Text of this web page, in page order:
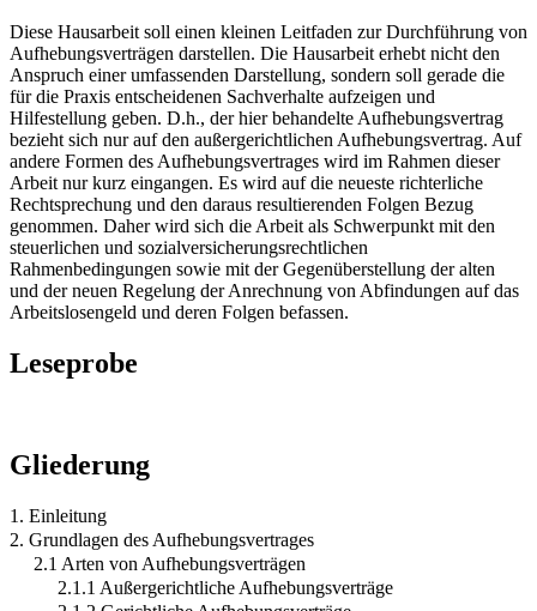
Diese Hausarbeit soll einen kleinen Leitfaden zur Durchführung von
Aufhebungsverträgen darstellen. Die Hausarbeit erhebt nicht den
Anspruch einer umfassenden Darstellung, sondern soll gerade die
für die Praxis entscheidenen Sachverhalte aufzeigen und
Hilfestellung geben. D.h., der hier behandelte Aufhebungsvertrag
bezieht sich nur auf den außergerichtlichen Aufhebungsvertrag. Auf
andere Formen des Aufhebungsvertrages wird im Rahmen dieser
Arbeit nur kurz eingangen. Es wird auf die neueste richterliche
Rechtsprechung und den daraus resultierenden Folgen Bezug
genommen. Daher wird sich die Arbeit als Schwerpunkt mit den
steuerlichen und sozialversicherungsrechtlichen
Rahmenbedingungen sowie mit der Gegenüberstellung der alten
und der neuen Regelung der Anrechnung von Abfindungen auf das
Arbeitslosengeld und deren Folgen befassen.
Leseprobe
Gliederung
1. Einleitung
2. Grundlagen des Aufhebungsvertrages
2.1 Arten von Aufhebungsverträgen
2.1.1 Außergerichtliche Aufhebungsverträge